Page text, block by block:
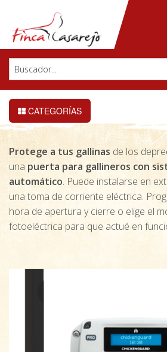
CATEGORÍAS
Protege a tus gallinas de los
una puerta para gallineros con
automático. Puede instalarse en
una toma de corriente eléctrica.
hora de apertura y cierre o elige el
fotoeléctrica para que actué en